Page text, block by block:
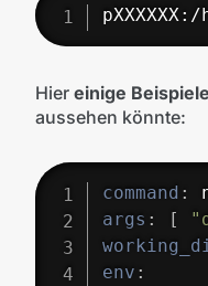
Hier einige Beispiele
aussehen könnte:
command :
args : [
env :